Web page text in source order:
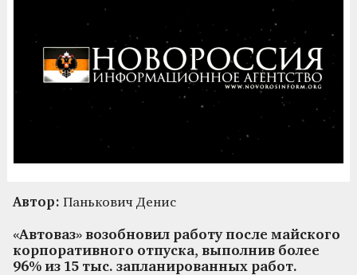
Автор: Панькович Денис
«Автоваз» возобновил работу после майского
корпоративного отпуска, выполнив более
96% из 15 тыс. запланированных работ.